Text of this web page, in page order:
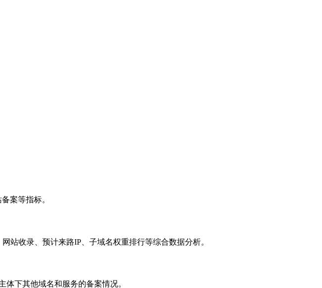
案等指标。
站收录、预计来路IP、子域名权重排行等综合数据分析。
下其他域名和服务的备案情况。